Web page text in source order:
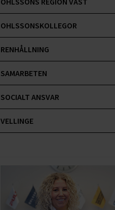
OHLSSONSKOLLEGOR
RENHÅLLNING
SAMARBETEN
SOCIALT ANSVAR
VELLINGE